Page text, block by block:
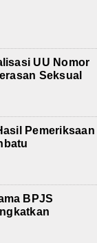
UU Nomor
Seksual
Pemeriksaan
BPJS